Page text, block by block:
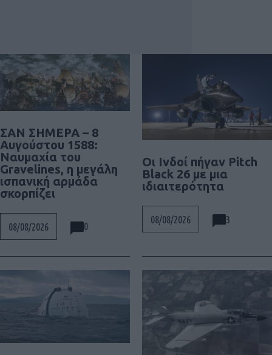
ΣΑΝ ΣΗΜΕΡΑ – 8
Αυγούστου 1588:
Ναυμαχία του
Gravelines, η μεγάλη
ισπανική αρμάδα
σκορπίζει
08/08/2026 0
Οι Ινδοί πήγαν Pitch
Black 26 με μια
ιδιαιτερότητα
08/08/2026 3